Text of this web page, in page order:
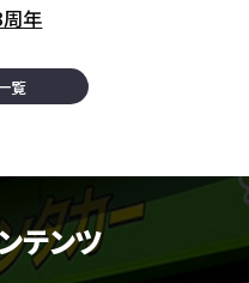
年
覧
テンツ